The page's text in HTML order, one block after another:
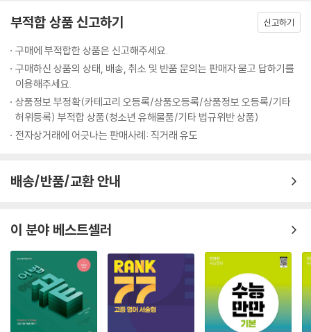
한 어휘리스트로 단어를 암기하고, 어휘테스트로 확인 가능
부적합 상품 신고하기 신고하기
구매에 부적합한 상품은 신고해주세요.
구매하신 상품의 상태, 배송, 취소 및 반품 문의는 판매자 묻고 답하기를
이용해주세요.
상품정보 부정확(카테고리 오등록/상품오등록/상품정보 오등록/기타
허위등록) 부적합 상품(청소년 유해물품/기타 법규위반 상품)
전자상거래에 어긋나는 판매사례: 직거래 유도
배송/반품/교환 안내
이 분야 베스트셀러